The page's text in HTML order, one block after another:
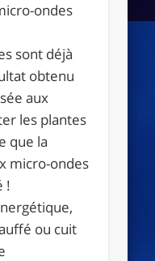
ondes
sont déjà
obtenu
aux
les plantes
que la
micro-ondes
!
ou cuit